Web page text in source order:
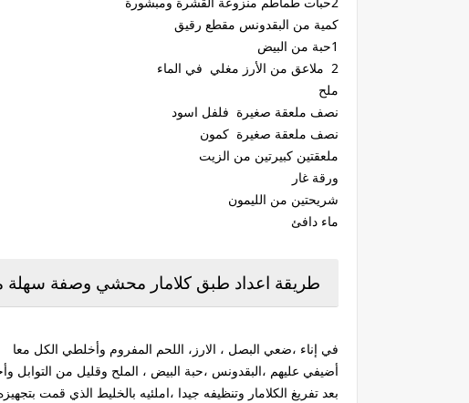
كمية من البقدونس مقطع رقيق
1حبة من البيض
2 ملاعق من الأرز مغلي في الماء
ملح
نصف ملعقة صغيرة فلفل اسود
نصف ملعقة صغيرة كمون
ملعقتين كبيرتين من الزيت
ورقة غار
شريحتين من الليمون
ماء دافئ
طريقة اعداد طبق كلامار محشي وصفة سهلة
في إناء ،ضعي البصل ، الارز، اللحم المفروم وأخلطي الكل معا
أضيفي عليهم ،البقدونس ،حبة البيض ، الملح وقليل من التوابل
بعد تفريغ الكلامار وتنظيفه جيدا ،املئيه بالخليط الذي قمت